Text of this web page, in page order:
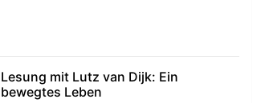
Lesung mit Lutz van Dijk: Ein
bewegtes Leben